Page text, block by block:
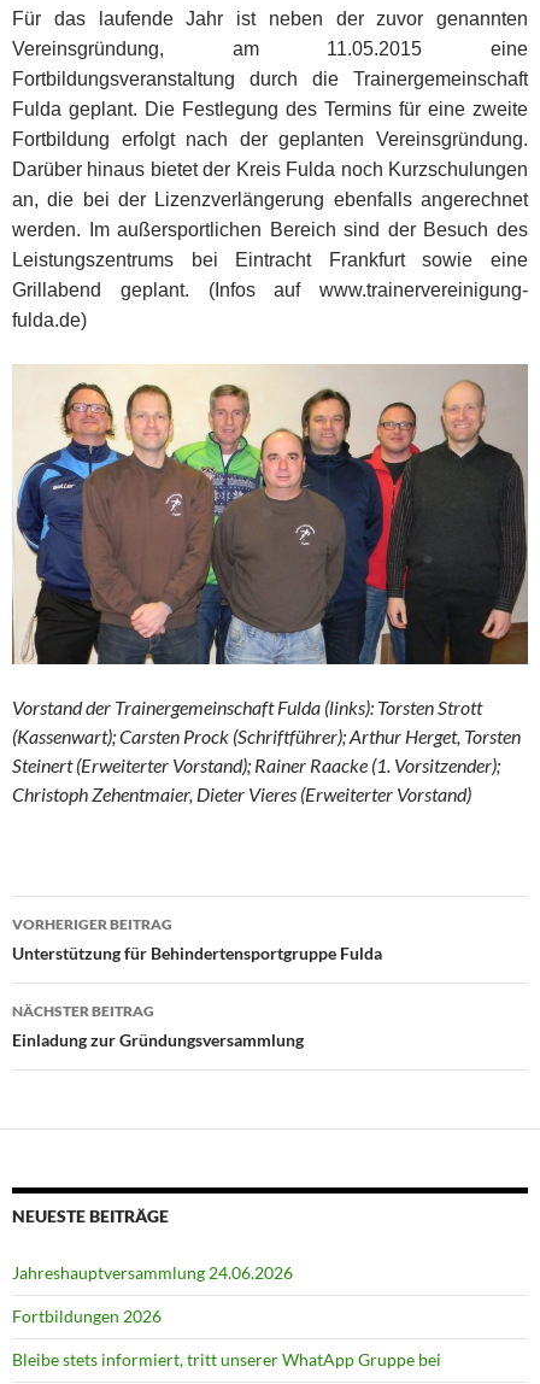
Für das laufende Jahr ist neben der zuvor genannten
Vereinsgründung, am 11.05.2015 eine
Fortbildungsveranstaltung durch die Trainergemeinschaft
Fulda geplant. Die Festlegung des Termins für eine zweite
Fortbildung erfolgt nach der geplanten Vereinsgründung.
Darüber hinaus bietet der Kreis Fulda noch Kurzschulungen
an, die bei der Lizenzverlängerung ebenfalls angerechnet
werden. Im außersportlichen Bereich sind der Besuch des
Leistungszentrums bei Eintracht Frankfurt sowie eine
Grillabend geplant. (Infos auf www.trainervereinigung-
fulda.de)
Vorstand der Trainergemeinschaft Fulda (links): Torsten Strott
(Kassenwart); Carsten Prock (Schriftführer); Arthur Herget, Torsten
Steinert (Erweiterter Vorstand); Rainer Raacke (1. Vorsitzender);
Christoph Zehentmaier, Dieter Vieres (Erweiterter Vorstand)
Beitragsnavigation
VORHERIGER BEITRAG
Unterstützung für Behindertensportgruppe Fulda
NÄCHSTER BEITRAG
Einladung zur Gründungsversammlung
NEUESTE BEITRÄGE
Jahreshauptversammlung 24.06.2026
Fortbildungen 2026
Bleibe stets informiert, tritt unserer WhatApp Gruppe bei